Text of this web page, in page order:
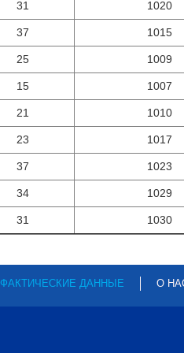
31 1020
37 1015
25 1009
15 1007
21 1010
23 1017
37 1023
34 1029
31
1030
ФАКТИЧЕСКИЕ ДАННЫЕ О